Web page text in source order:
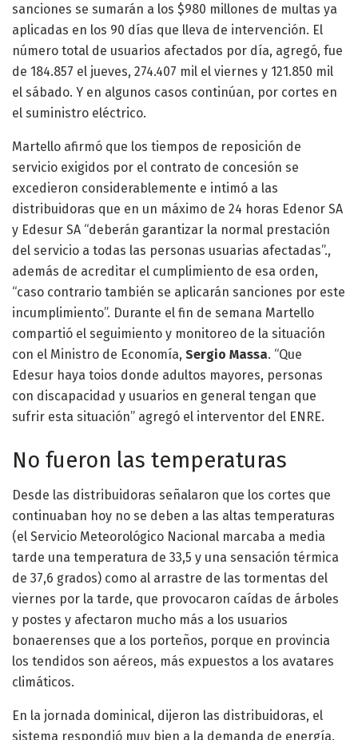
sanciones se sumarán a los $980 millones de multas ya
aplicadas en los 90 días que lleva de intervención. El
número total de usuarios afectados por día, agregó, fue
de 184.857 el jueves, 274.407 mil el viernes y 121.850 mil
el sábado. Y en algunos casos continúan, por cortes en
el suministro eléctrico.
Martello afirmó que los tiempos de reposición de
servicio exigidos por el contrato de concesión se
excedieron considerablemente e intimó a las
distribuidoras que en un máximo de 24 horas Edenor SA
y Edesur SA “deberán garantizar la normal prestación
del servicio a todas las personas usuarias afectadas”.,
además de acreditar el cumplimiento de esa orden,
“caso contrario también se aplicarán sanciones por este
incumplimiento”. Durante el fin de semana Martello
compartió el seguimiento y monitoreo de la situación
con el Ministro de Economía, Sergio Massa. “Que
Edesur haya toios donde adultos mayores, personas
con discapacidad y usuarios en general tengan que
sufrir esta situación” agregó el interventor del ENRE.
No fueron las temperaturas
Desde las distribuidoras señalaron que los cortes que
continuaban hoy no se deben a las altas temperaturas
(el Servicio Meteorológico Nacional marcaba a media
tarde una temperatura de 33,5 y una sensación térmica
de 37,6 grados) como al arrastre de las tormentas del
viernes por la tarde, que provocaron caídas de árboles
y postes y afectaron mucho más a los usuarios
bonaerenses que a los porteños, porque en provincia
los tendidos son aéreos, más expuestos a los avatares
climáticos.
En la jornada dominical, dijeron las distribuidoras, el
sistema respondió muy bien a la demanda de energía.